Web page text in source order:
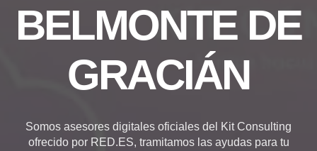
BELMONTE DE
GRACIÁN
Somos asesores digitales oficiales del Kit Consulting
ofrecido por RED.ES, tramitamos las ayudas para tu